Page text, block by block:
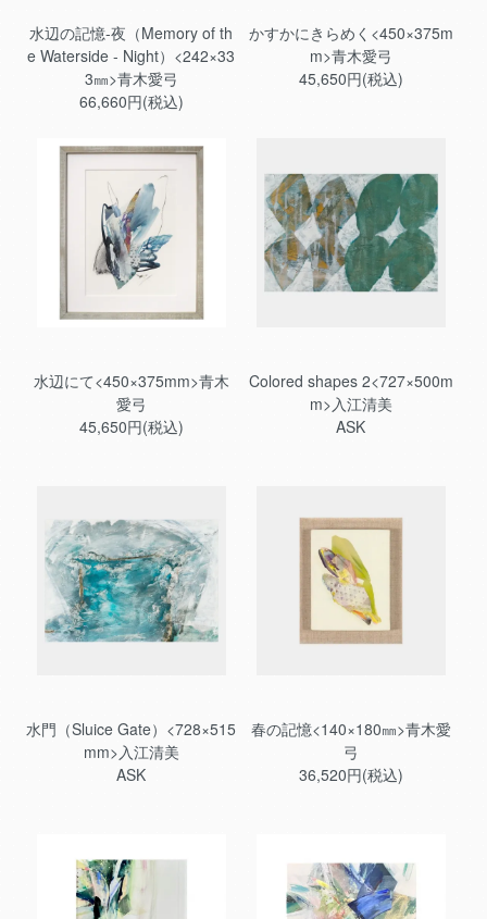
水辺の記憶-夜（Memory of th
e Waterside - Night）<242×33
3㎜>青木愛弓
66,660円(税込)
かすかにきらめく<450×375m
m>青木愛弓
45,650円(税込)
水辺にて<450×375mm>青木
愛弓
45,650円(税込)
Colored shapes 2<727×500m
m>入江清美
ASK
水門（Sluice Gate）<728×515
mm>入江清美
ASK
春の記憶<140×180㎜>青木愛
弓
36,520円(税込)